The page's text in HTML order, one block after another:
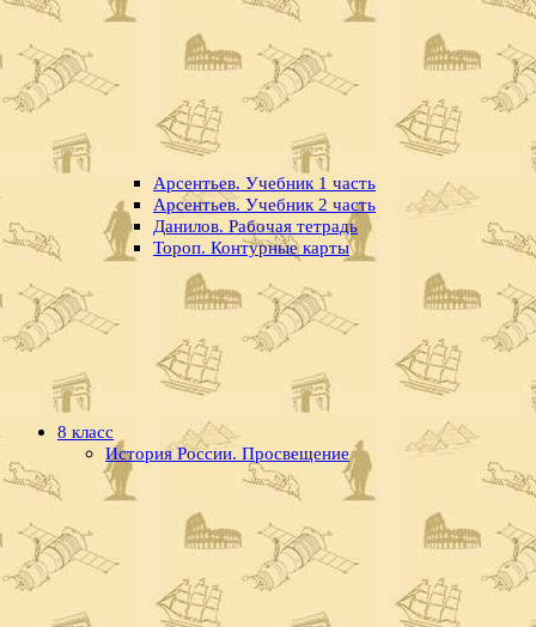
Арсентьев. Учебник 1 часть
Арсентьев. Учебник 2 часть
Данилов. Рабочая тетрадь
Тороп. Контурные карты
8 класс
История России. Просвещение